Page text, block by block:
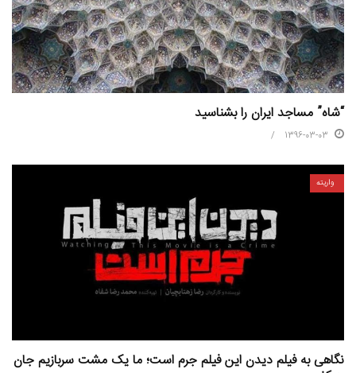
“شاه” مساجد ایران را بشناسید
1396-03-03
واریته
نگاهی به فیلم دیدن این فیلم جرم است؛ ما یک مشت سربازیم جان